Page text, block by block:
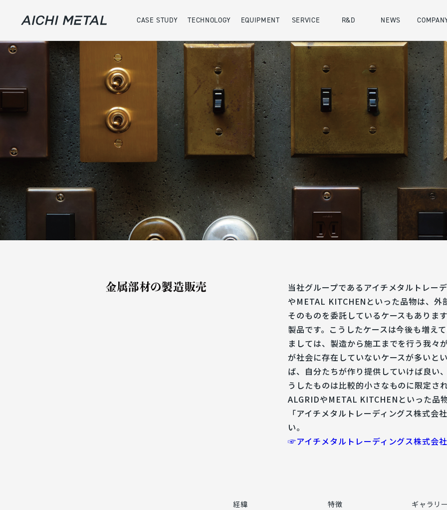
CASE STUDY
案件事例
実績
TECHNOLOGY EQUIPMENT SERVICE R&D NEWS
会社概要
SDGs
当社グループであるアイチメタルトレー
やMETAL KITCHENといった品物は、外
そのものを委託しているケースもありま
製品です。こうしたケースは今後も増え
ましては、製造から施工までを行う我々
が社会に存在していないケースが多いと
ば、自分たちが作り提供していけば良い
うしたものは比較的小さなものに限定され
ALGRIDやMETAL KITCHENといった品
「アイチメタルトレーディングス株式会
い。
☞アイチメタルトレーディングス株式会
経緯 特徴 ギャラリー